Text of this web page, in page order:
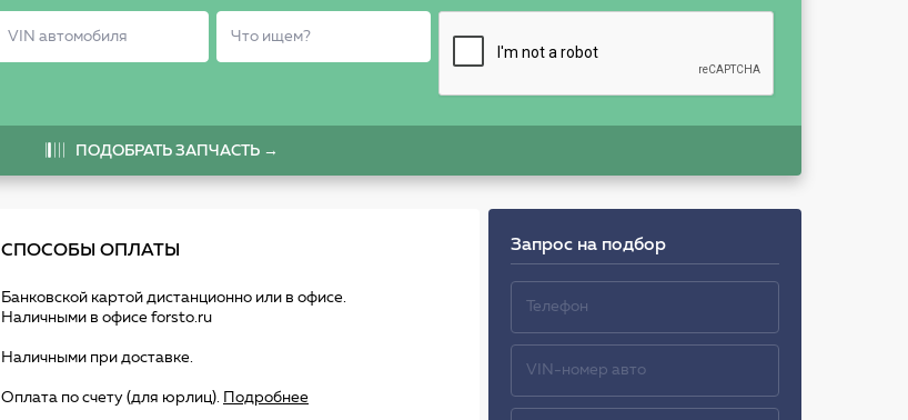
ПОДОБРАТЬ ЗАПЧАСТЬ →
СПОСОБЫ ОПЛАТЫ
Банковской картой дистанционно или в офисе.
Наличными в офисе forsto.ru
Наличными при доставке.
Оплата по счету (для юрлиц). Подробнее
Запрос на подбор